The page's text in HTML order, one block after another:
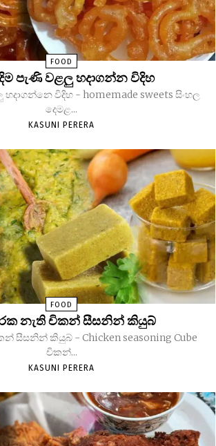
FOOD
පැණි වළලු හදාගන්න විදිහ
හදාගන්නෙ විදිහ - homemade sweets සිංහල
දෙමළ...
KASUNI PERERA
FOOD
නැති චිකන් සීසනින් කියුබ්
සීසනින් කියුබ් - Chicken seasoning Cube
චිකන්...
KASUNI PERERA